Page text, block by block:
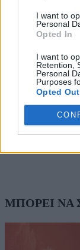
I want to
Personal
Opted In
I want to
Retention,
Personal
Purposes
Opted Out
ΜΠΟΡΕΙ ΝΑ